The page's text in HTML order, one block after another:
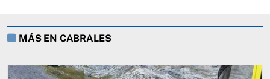
MÁS EN CABRALES